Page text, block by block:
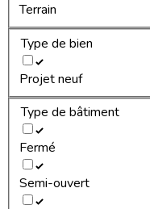
Terrain
Type de bien
Projet neuf
Type de bâtiment
Fermé
Semi-ouvert